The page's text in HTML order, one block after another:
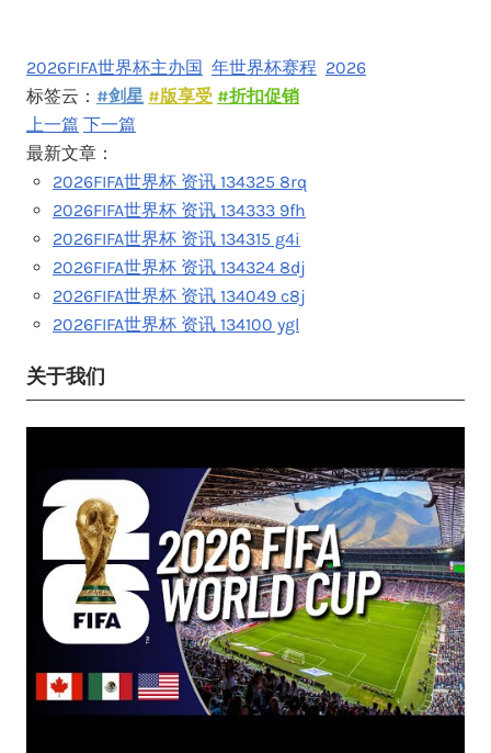
2026FIFA世界杯主办国 年世界杯赛程 2026
标签云： #剑星 #版享受 #折扣促销
上一篇 下一篇
最新文章：
2026FIFA世界杯 资讯 134325 8rq
2026FIFA世界杯 资讯 134333 9fh
2026FIFA世界杯 资讯 134315 g4i
2026FIFA世界杯 资讯 134324 8dj
2026FIFA世界杯 资讯 134049 c8j
2026FIFA世界杯 资讯 134100 ygl
关于我们